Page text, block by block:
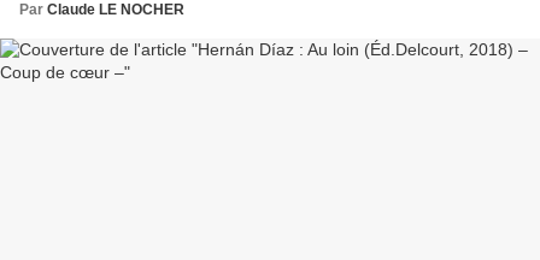
Par Claude LE NOCHER